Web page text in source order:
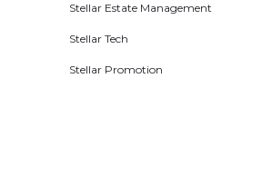
Stellar Estate Management
Stellar Tech
Stellar Promotion